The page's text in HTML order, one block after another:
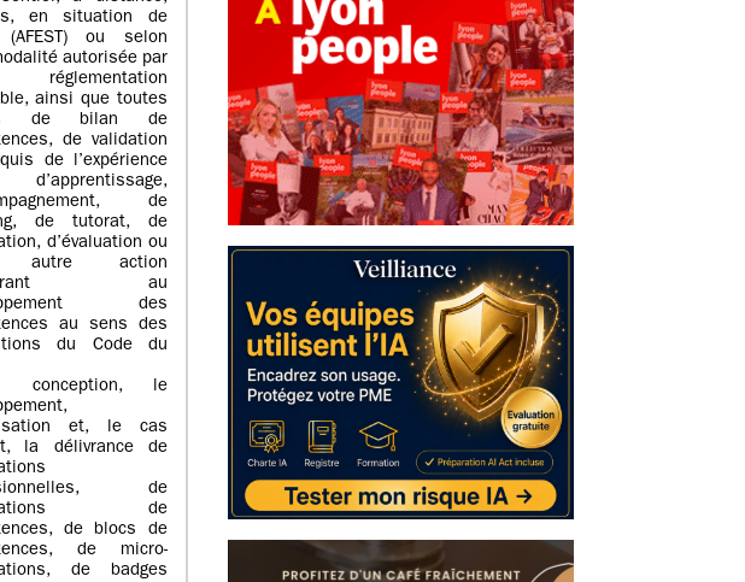
en situation de
ou selon
autorisée par
ainsi que toutes
de bilan de
de validation
de l’expérience
d’apprentissage,
de
de tutorat, de
d’évaluation ou
autre action
au
des
au sens des
du Code du
le
et, le cas
la délivrance de
de
de
de blocs de
de micro-
de badges